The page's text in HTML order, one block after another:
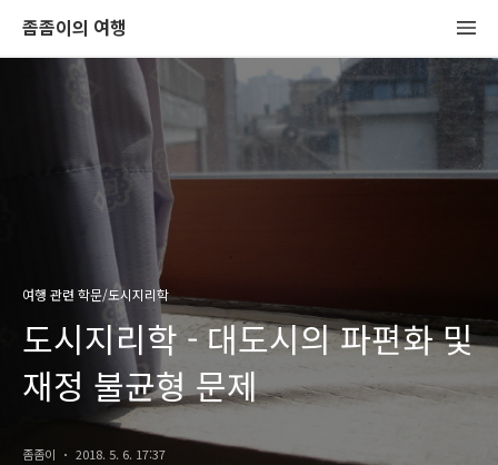
좀좀이의 여행
여행 관련 학문/도시지리학
도시지리학 - 대도시의 파편화 및
재정 불균형 문제
좀좀이 2018. 5. 6. 17:37